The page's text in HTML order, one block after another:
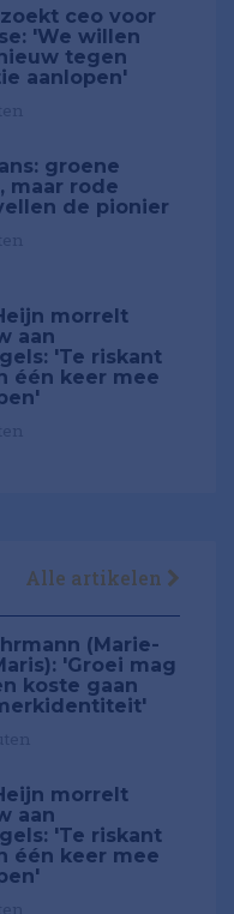
ceo voor
'We willen
tegen
aanlopen'
groene
maar rode
de pionier
morrelt
aan
'Te riskant
één keer mee
Alle artikelen
(Marie-
'Groei mag
koste gaan
morrelt
aan
'Te riskant
één keer mee